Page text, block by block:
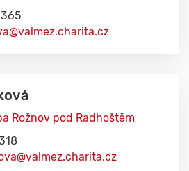
Rožnov pod Radhoštěm